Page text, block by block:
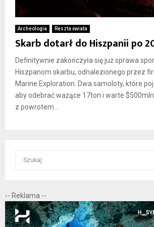
Archeologia Reszta świata
Skarb dotarł do Hiszpanii po
Definitywnie zakończyła się już sprawa
Hiszpanom skarbu, odnalezionego przez
Marine Exploration. Dwa samoloty, które
aby odebrać ważące 17ton i warte
z powrotem...
c
h
f
-- Reklama --